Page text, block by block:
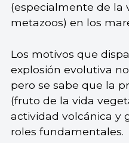
(especialmente de la
metazoos) en los
Los motivos que
explosión evolutiva
pero se sabe que la
(fruto de la vida
actividad volcánica y
roles fundamentales.